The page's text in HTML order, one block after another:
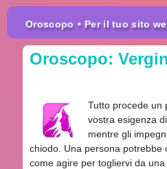
Oroscopo • Per il tuo sito
Oroscopo:
Tutto procede un
vostra esigenza
mentre gli
chiodo. Una persona potrebbe
come agire per togliervi da